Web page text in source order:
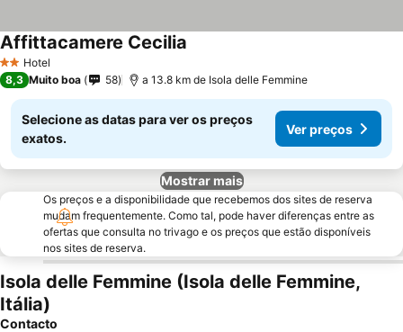
2 Estrelas
Hotel
Affittacamere Cecilia
8,3 Muito boa 58 a 13.8 km de Isola delle Femmine
Selecione as datas para ver os preços
exatos.
Ver preços
Mostrar mais
Os preços e a disponibilidade que recebemos dos sites de reserva
mudam frequentemente. Como tal, pode haver diferenças entre as
ofertas que consulta no trivago e os preços que estão disponíveis
nos sites de reserva.
Isola delle Femmine (Isola delle Femmine,
Itália)
Contacto